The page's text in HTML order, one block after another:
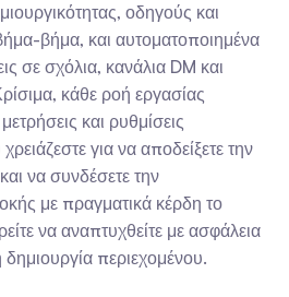
οδηγούς και
βήμα, και αυτοματοποιημένα
σε σχόλια, κανάλια DM και
κάθε ροή εργασίας
και ρυθμίσεις
για να αποδείξετε την
να συνδέσετε την
με πραγματικά κέρδη το
να αναπτυχθείτε με ασφάλεια
δημιουργία περιεχομένου.